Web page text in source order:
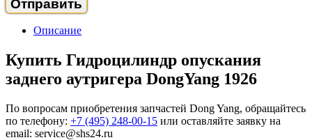
Описание
Купить Гидроцилиндр опускания
заднего аутригера DongYang 1926
По вопросам приобретения запчастей Dong Yang, обращайтесь
по телефону: +7 (495) 248-00-15 или оставляйте заявку на
email: service@shs24.ru